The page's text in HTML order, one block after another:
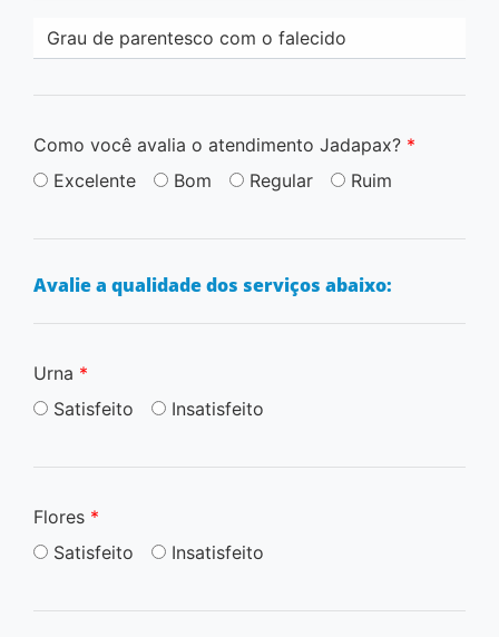
Grau de parentesco com o falecido
Como você avalia o atendimento Jadapax? *
Excelente
Bom Regular Ruim
Avalie a qualidade dos serviços abaixo:
Urna *
Satisfeito
Insatisfeito
Flores *
Satisfeito
Insatisfeito